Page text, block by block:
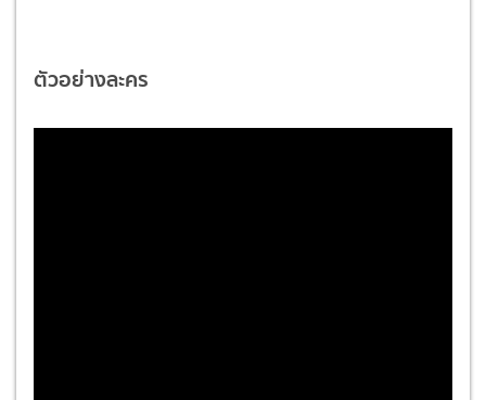
ตัวอย่างละคร